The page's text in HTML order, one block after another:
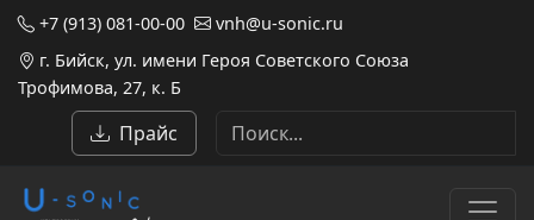
+7 (913) 081-00-00
vnh@u-sonic.ru
г. Бийск, ул. имени Героя Советского Союза
Трофимова, 27, к. Б
Прайс